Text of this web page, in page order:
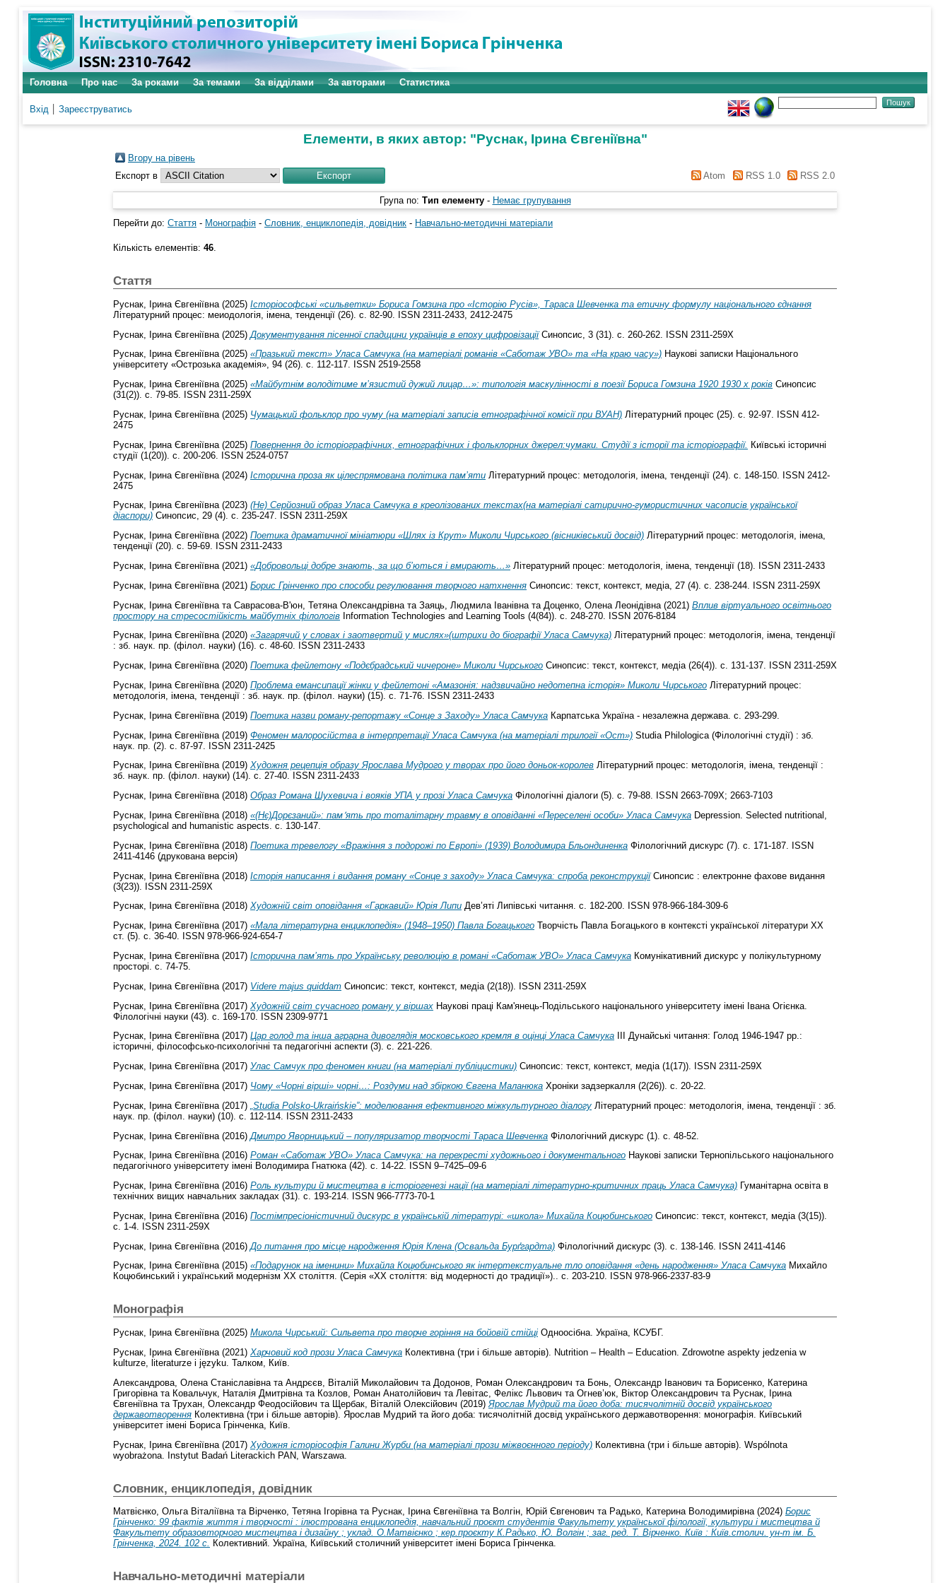
Головна Про нас За роками За темами За відділами За авторами Статистика
Вхід Зареєструватись
Елементи, в яких автор: "Руснак, Ірина Євгеніївна"
Вгору на рівень
Експорт в
Atom RSS 1.0 RSS 2.0
Група по: Тип елементу - Немає групування
Перейти до: Стаття - Монографія - Словник, енциклопедія, довідник - Навчально-методичні матеріали
Кількість елементів: 46.
Стаття
Руснак, Ірина Євгеніївна (2025) Історіософські «сильветки» Бориса Гомзина про «Історію Русів», Тараса Шевченка та етичну формулу національного єднання
Літературний процес: меиодологія, імена, тенденції (26). с. 82-90. ISSN 2311-2433, 2412-2475
Руснак, Ірина Євгеніївна (2025) Документування пісенної спадщини українців в епоху цифровізаціїСинопсис, 3 (31). с. 260-262. ISSN 2311-259X
Руснак, Ірина Євгеніївна(2025) «Празький текст» Уласа Самчука (на матеріалі романів «Саботаж УВО» та «На краю часу») Наукові записки Національного
університету «Острозька академія», 94 (26). с. 112-117. ISSN 2519-2558
Руснак, Ірина Євгеніївна(2025) «Майбутнім володітиме м’язистий дужий лицар…»: типологія маскулінності в поезії Бориса Гомзина 1920 1930 х років Синопсис
(31(2)). с. 79-85. ISSN 2311-259X
Руснак, Ірина Євгеніївна (2025) Чумацький фольклор про чуму (на матеріалі записів етнографічної комісії при ВУАН) Літературний процес (25). с. 92-97. ISSN 412-
2475
Руснак, Ірина Євгеніївна (2025) Повернення до історіографічних, етнографічних і фольклорних джерел:чумаки. Студії з історії та історіографії. Київські історичні
студії (1(20)). с. 200-206. ISSN 2524-0757
Руснак, Ірина Євгеніївна (2024) Історична проза як цілеспрямована політика пам’яти Літературний процес: методологія, імена, тенденції (24). с. 148-150. ISSN 2412-
2475
Руснак, Ірина Євгеніївна(2023) (Не) Серйозний образ Уласа Самчука в креолізованих текстах(на матеріалі сатирично-гумористичних часописів української
діаспори) Синопсис, 29 (4). с. 235-247. ISSN 2311-259X
Руснак, Ірина Євгеніївна(2022) Поетика драматичної мініатюри «Шлях із Крут» Миколи Чирського (вісниківський досвід) Літературний процес: методологія, імена,
тенденції (20). с. 59-69. ISSN 2311-2433
Руснак, Ірина Євгеніївна (2021) «Добровольці добре знають, за що б’ються і вмирають…» Літературний процес: методологія, імена, тенденції (18). ISSN 2311-2433
Руснак, Ірина Євгеніївна (2021) Борис Грінченко про способи регулювання творчого натхнення Синопсис: текст, контекст, медіа, 27 (4). с. 238-244. ISSN 2311-259X
Руснак, Ірина Євгеніївна та Саврасова-В'юн, Тетяна Олександрівна та Заяць, Людмила Іванівна та Доценко, Олена Леонідівна (2021) Вплив віртуального освітнього
простору на стресостійкість майбутніх філологів Information Technologies and Learning Tools (4(84)). с. 248-270. ISSN 2076-8184
Руснак, Ірина Євгеніївна(2020) «Загарячий у словах і заотвертий у мислях»(штрихи до біографії Уласа Самчука) Літературний процес: методологія, імена, тенденції
: зб. наук. пр. (філол. науки) (16). с. 48-60. ISSN 2311-2433
Руснак, Ірина Євгеніївна(2020) Поетика фейлетону «Подєбрадський чичероне» Миколи Чирського Синопсис: текст, контекст, медіа (26(4)). с. 131-137. ISSN 2311-259X
Руснак, Ірина Євгеніївна (2020) Проблема емансипації жінки у фейлетоні «Амазонія: надзвичайно недотепна історія» Миколи Чирського Літературний процес:
методологія, імена, тенденції : зб. наук. пр. (філол. науки) (15). с. 71-76. ISSN 2311-2433
Руснак, Ірина Євгеніївна (2019) Поетика назви роману-репортажу «Сонце з Заходу» Уласа Самчука Карпатська Україна - незалежна держава. с. 293-299.
Руснак, Ірина Євгеніївна (2019) Феномен малоросійства в інтерпретації Уласа Самчука (на матеріалі трилогії «Ост») Studia Philologica (Філологічні студії) : зб.
наук. пр. (2). с. 87-97. ISSN 2311-2425
Руснак, Ірина Євгеніївна(2019) Художня рецепція образу Ярослава Мудрого у творах про його доньок-королев Літературний процес: методологія, імена, тенденції :
зб. наук. пр. (філол. науки) (14). с. 27-40. ISSN 2311-2433
Руснак, Ірина Євгеніївна(2018) Образ Романа Шухевича і вояків УПА у прозі Уласа Самчука Філологічні діалоги (5). с. 79-88. ISSN 2663-709Х; 2663-7103
Руснак, Ірина Євгеніївна (2018) «(Нє)Дорєзаний»: пам՚ять про тоталітарну травму в оповіданні «Переселені особи» Уласа Самчука Depression. Selected nutritional,
psychological and humanistic aspects. с. 130-147.
Руснак, Ірина Євгеніївна (2018) Поетика тревелогу «Вражіння з подорожі по Европі» (1939) Володимира Бльондиненка Філологічний дискурс (7). с. 171-187. ISSN
2411-4146 (друкована версія)
Руснак, Ірина Євгеніївна (2018) Історія написання і видання роману «Сонце з заходу» Уласа Самчука: спроба реконструкціїСинопсис : електронне фахове видання
(3(23)). ISSN 2311-259X
Руснак, Ірина Євгеніївна(2018) Художній світ оповідання «Гаркавий» Юрія Липи Дев’яті Липівські читання. с. 182-200. ISSN 978-966-184-309-6
Руснак, Ірина Євгеніївна(2017) «Мала літературна енциклопедія» (1948–1950) Павла Богацького Творчість Павла Богацького в контексті української літератури ХХ
ст. (5). с. 36-40. ISSN 978-966-924-654-7
Руснак, Ірина Євгеніївна (2017) Історична пам’ять про Українську революцію в романі «Саботаж УВО» Уласа Самчука Комунікативний дискурс у полікультурному
просторі. с. 74-75.
Руснак, Ірина Євгеніївна (2017) Videre majus quiddam Синопсис: текст, контекст, медіа (2(18)). ISSN 2311-259X
Руснак, Ірина Євгеніївна (2017) Художній світ сучасного роману у віршах Наукові праці Кам'янець-Подільського національного університету імені Івана Огієнка.
Філологічні науки (43). с. 169-170. ISSN 2309-9771
Руснак, Ірина Євгеніївна(2017) Цар голод та інша аграрна дивоглядія московського кремля в оцінці Уласа Самчука ІІІ Дунайські читання: Голод 1946-1947 рр.:
історичні, філософсько-психологічні та педагогічні аспекти (3). с. 221-226.
Руснак, Ірина Євгеніївна(2017) Улас Самчук про феномен книги (на матеріалі публіцистики) Синопсис: текст, контекст, медіа (1(17)). ISSN 2311-259X
Руснак, Ірина Євгеніївна (2017) Чому «Чорні вірші» чорні…: Роздуми над збіркою Євгена Маланюка Хроніки задзеркалля (2(26)). с. 20-22.
Руснак, Ірина Євгеніївна (2017) „Studia Polsko-Ukraińskie”: моделювання ефективного міжкультурного діалогу Літературний процес: методологія, імена, тенденції : зб.
наук. пр. (філол. науки) (10). с. 112-114. ISSN 2311-2433
Руснак, Ірина Євгеніївна (2016) Дмитро Яворницький – популяризатор творчості Тараса Шевченка Філологічний дискурс (1). с. 48-52.
Руснак, Ірина Євгеніївна(2016) Роман «Саботаж УВО» Уласа Самчука: на перехресті художнього і документального Наукові записки Тернопільського національного
педагогічного університету імені Володимира Гнатюка (42). с. 14-22. ISSN 9–7425–09-6
Руснак, Ірина Євгеніївна(2016) Роль культури й мистецтва в історіогенезі нації (на матеріалі літературно-критичних праць Уласа Самчука) Гуманітарна освіта в
технічних вищих навчальних закладах (31). с. 193-214. ISSN 966-7773-70-1
Руснак, Ірина Євгеніївна (2016) Постімпресіоністичний дискурс в українській літературі: «школа» Михайла Коцюбинського Синопсис: текст, контекст, медіа (3(15)).
с. 1-4. ISSN 2311-259X
Руснак, Ірина Євгеніївна (2016) До питання про місце народження Юрія Клена (Освальда Бурґгардта) Філологічний дискурс (3). с. 138-146. ISSN 2411-4146
Руснак, Ірина Євгеніївна(2015) «Подарунок на іменини» Михайла Коцюбинського як інтертекстуальне тло оповідання «день народження» Уласа Самчука Михайло
Коцюбинський і український модернізм ХХ століття. (Серія «XX століття: від модерності до традиції»).. с. 203-210. ISSN 978-966-2337-83-9
Монографія
Руснак, Ірина Євгеніївна(2025) Микола Чирський: Сильвета про творче горіння на бойовій стійці Одноосібна. Україна, КСУБГ.
Руснак, Ірина Євгеніївна(2021) Харчовий код прози Уласа Самчука Колективна (три і більше авторів). Nutrition – Health – Education. Zdrowotne aspekty jedzenia w
kulturze, literaturze i języku. Талком, Київ.
Александрова, Олена Станіславівна та Андрєєв, Віталій Миколайович та Додонов, Роман Олександрович та Бонь, Олександр Іванович та Борисенко, Катерина
Григорівна та Ковальчук, Наталія Дмитрівна та Козлов, Роман Анатолійович та Левітас, Фелікс Львович та Огнев’юк, Віктор Олександрович та Руснак, Ірина
Євгеніївна та Трухан, Олександр Феодосійович та Щербак, Віталій Олексійович (2019) Ярослав Мудрий та його доба: тисячолітній досвід українського
державотворення Колективна (три і більше авторів). Ярослав Мудрий та його доба: тисячолітній досвід українського державотворення: монографія. Київський
університет імені Бориса Грінченка, Київ.
Руснак, Ірина Євгеніївна (2017) Художня історіософія Галини Журби (на матеріалі прози міжвоєнного періоду) Колективна (три і більше авторів). Wspólnota
wyobrażona. Instytut Badań Literackich PAN, Warszawa.
Словник, енциклопедія, довідник
Матвієнко, Ольга Віталіївната Вірченко, Тетяна Ігорівната Руснак, Ірина Євгеніївната Волгін, Юрій Євгенович та Радько, Катерина Володимирівна(2024) Борис
Грінченко: 99 фактів життя і творчості : ілюстрована енциклопедія, навчальний проєкт студентів Факультету української філології, культури і мистецтва й
Факультету образовторчого мистецтва і дизайну ; уклад. О.Матвієнко ; кер.проєкту К.Радько, Ю. Волгін ; заг. ред. Т. Вірченко. Київ : Київ.столич. ун-т ім. Б.
Грінченка, 2024. 102 с. Колективний. Україна, Київський столичний університет імені Бориса Грінченка.
Навчально-методичні матеріали